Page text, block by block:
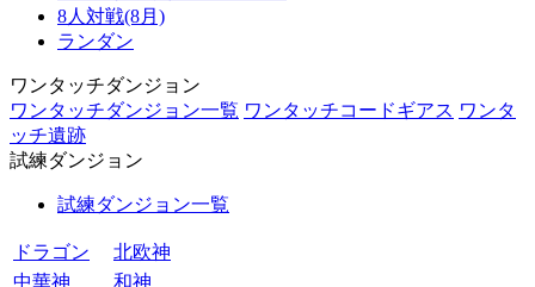
8人対戦(8月)
ランダン
ワンタッチダンジョン
ワンタッチダンジョン一覧 ワンタッチコードギアス ワンタ
ッチ遺跡
試練ダンジョン
試練ダンジョン一覧
ドラゴン
北欧神
中華神
和神